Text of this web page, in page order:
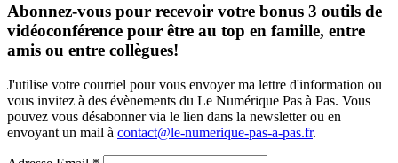
Abonnez-vous pour recevoir votre bonus 3 outils de
vidéoconférence pour être au top en famille, entre
amis ou entre collègues!
J'utilise votre courriel pour vous envoyer ma lettre d'information ou
vous invitez à des évènements du Le Numérique Pas à Pas. Vous
pouvez vous désabonner via le lien dans la newsletter ou en
envoyant un mail à contact@le-numerique-pas-a-pas.fr.